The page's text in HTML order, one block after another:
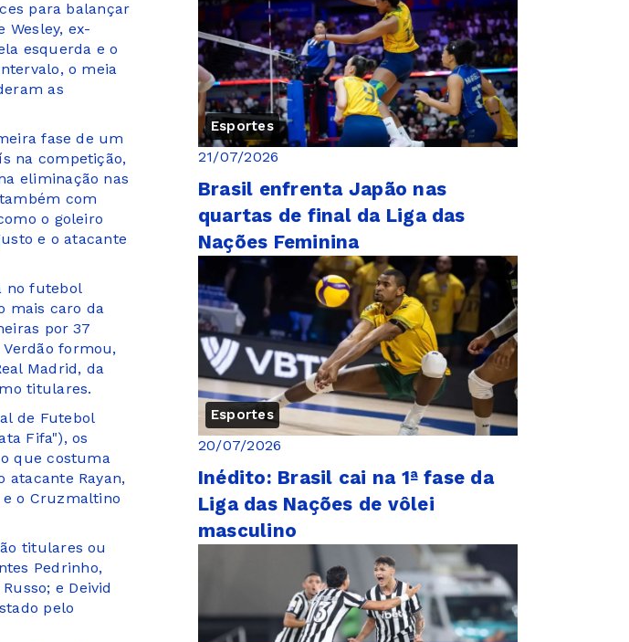
para balançar
Wesley, ex-
esquerda e o
o meia
as
fase de um
na competição,
eliminação nas
com
o goleiro
e o atacante
no futebol
mais caro da
por 37
formou,
Madrid, da
titulares.
de Futebol
Fifa"), os
que costuma
atacante Rayan,
e o Cruzmaltino
titulares ou
Pedrinho,
e Deivid
pelo
Esportes
21/07/2026
Brasil enfrenta Japão nas
quartas de final da Liga das
Nações Feminina
Esportes
20/07/2026
Inédito: Brasil cai na 1ª fase da
Liga das Nações de vôlei
masculino